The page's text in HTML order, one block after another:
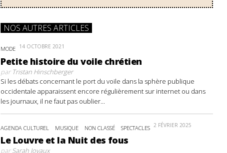
NOS AUTRES ARTICLES
MODE 14 OCTOBRE 2021
Petite histoire du voile chrétien
parTristan Hinschberger
Si les débats concernant le port du voile dans la sphère publique
occidentale apparaissent encore régulièrement sur internet ou dans
les journaux, il ne faut pas oublier...
AGENDA CULTUREL MUSIQUE NON CLASSÉ SPECTACLES 2 FÉVRIER 2025
Le Louvre et la Nuit des fous
parSarah Joyaux